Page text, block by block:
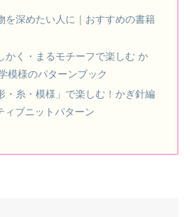
を深めたい人に｜おすすめの書籍
かく・まるモチーフで楽しむ か
模様のパターンブック
・糸・模様」で楽しむ！かぎ針編
ィブニットパターン